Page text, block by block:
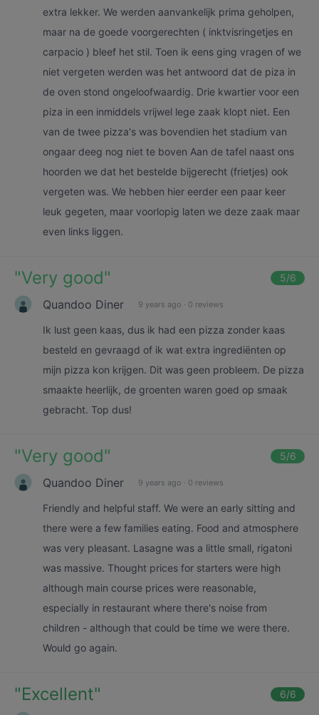
extra lekker. We werden aanvankelijk prima geholpen,
maar na de goede voorgerechten ( inktvisringetjes en
carpacio ) bleef het stil. Toen ik eens ging vragen of we
niet vergeten werden was het antwoord dat de piza in
de oven stond ongeloofwaardig. Drie kwartier voor een
piza in een inmiddels vrijwel lege zaak klopt niet. Een
van de twee pizza's was bovendien het stadium van
ongaar deeg nog niet te boven Aan de tafel naast ons
hoorden we dat het bestelde bijgerecht (frietjes) ook
vergeten was. We hebben hier eerder een paar keer
leuk gegeten, maar voorlopig laten we deze zaak maar
even links liggen.
"Very good" 5/6
Quandoo Diner 9 years ago · 0 reviews
Ik lust geen kaas, dus ik had een pizza zonder kaas
besteld en gevraagd of ik wat extra ingrediënten op
mijn pizza kon krijgen. Dit was geen probleem. De pizza
smaakte heerlijk, de groenten waren goed op smaak
gebracht. Top dus!
"Very good" 5/6
Quandoo Diner 9 years ago · 0 reviews
Friendly and helpful staff. We were an early sitting and
there were a few families eating. Food and atmosphere
was very pleasant. Lasagne was a little small, rigatoni
was massive. Thought prices for starters were high
although main course prices were reasonable,
especially in restaurant where there's noise from
children - although that could be time we were there.
Would go again.
"Excellent" 6/6